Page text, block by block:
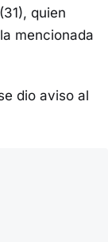
(31), quien
mencionada
dio aviso al